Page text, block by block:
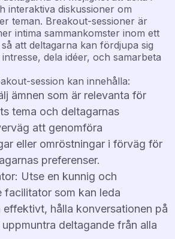
interaktiva diskussioner om
teman. Breakout-sessioner är
intima sammankomster inom ett
att deltagarna kan fördjupa sig
dela idéer, och samarbeta
session kan innehålla:
ämnen som är relevanta för
tema och deltagarnas
att genomföra
eller omröstningar i förväg för
preferenser.
Utse en kunnig och
facilitator som kan leda
effektivt, hålla konversationen på
deltagande från alla